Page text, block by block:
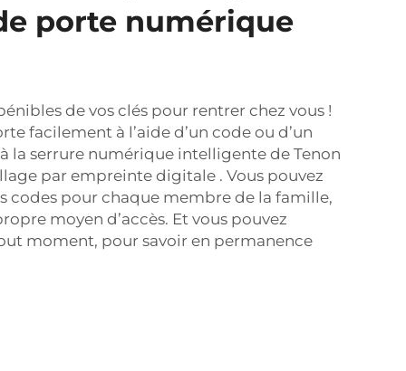
porte numérique
de vos clés pour rentrer chez vous !
facilement à l’aide d’un code ou d’un
la serrure numérique intelligente de Tenon
par empreinte digitale . Vous pouvez
codes pour chaque membre de la famille,
moyen d’accès. Et vous pouvez
moment, pour savoir en permanence